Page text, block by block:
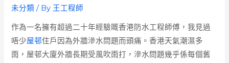
未分類 / By 王工程師
作為一名擁有超過二十年經驗嘅香港防水工程師傅，我見過
唔少屋邨住戶因為外牆滲水問題而頭痛。香港天氣潮濕多
雨，屋邨大廈外牆長期受風吹雨打，滲水問題幾乎係每個舊